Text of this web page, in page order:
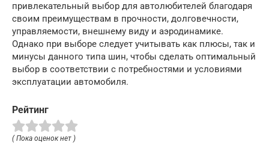
привлекательный выбор для автолюбителей благодаря
своим преимуществам в прочности, долговечности,
управляемости, внешнему виду и аэродинамике.
Однако при выборе следует учитывать как плюсы, так и
минусы данного типа шин, чтобы сделать оптимальный
выбор в соответствии с потребностями и условиями
эксплуатации автомобиля.
Рейтинг
( Пока оценок нет )